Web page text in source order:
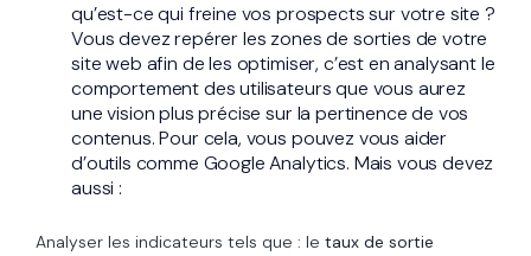
qu’est-ce qui freine vos prospects sur votre site ?
Vous devez repérer les zones de sorties de votre
site web afin de les optimiser, c’est en analysant le
comportement des utilisateurs que vous aurez
une vision plus précise sur la pertinence de vos
contenus. Pour cela, vous pouvez vous aider
d’outils comme Google Analytics. Mais vous devez
aussi :
Analyser les indicateurs tels que : le taux de sortie